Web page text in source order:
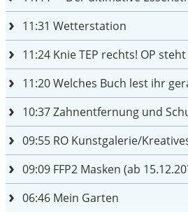
11:31 Wetterstation
11:24 Knie TEP rechts! OP
11:20Welches Buch lest ihr
10:37Zahnentfernung und
09:55 RO Kunstgalerie/
09:09 FFP2 Masken (ab
06:46 Mein Garten